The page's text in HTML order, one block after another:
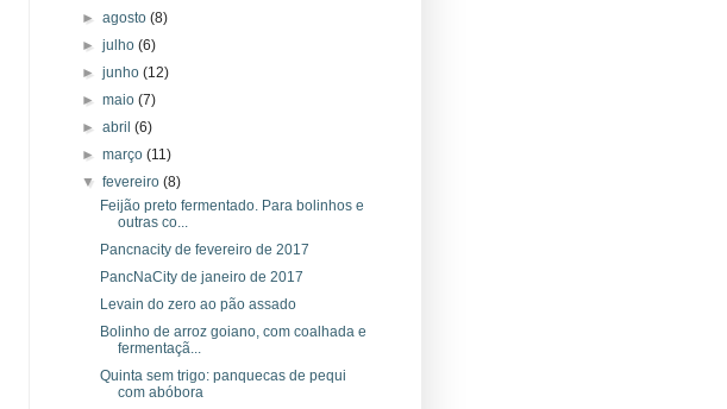
►agosto(8)
►julho(6)
►junho(12)
►maio(7)
►abril(6)
►março(11)
▼fevereiro(8)
Feijão preto fermentado. Para bolinhos e
outras co...
Pancnacity de fevereiro de 2017
PancNaCity de janeiro de 2017
Levain do zero ao pão assado
Bolinho de arroz goiano, com coalhada e
fermentaçã...
Quinta sem trigo: panquecas de pequi
com abóbora